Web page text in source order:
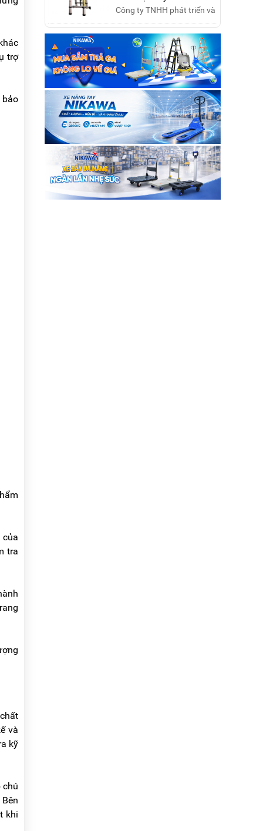
trợ
bảo
tra
và
kỹ
chú
khi
Công ty TNHH phát triển và
thương mại Nikawa Việt
Nam xin kính chào quý
khách ! Hiện tại công t....